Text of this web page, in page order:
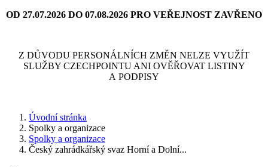
OD 27.07.2026 DO 07.08.2026 PRO VEŘEJNOST ZAVŘENO
Z DŮVODU PERSONÁLNÍCH ZMĚN NELZE VYUŽÍT
SLUŽBY CZECHPOINTU ANI OVĚŘOVAT LISTINY
A PODPISY
Úvodní stránka
Spolky a organizace
Spolky a organizace
Český zahrádkářský svaz Horní a Dolní...